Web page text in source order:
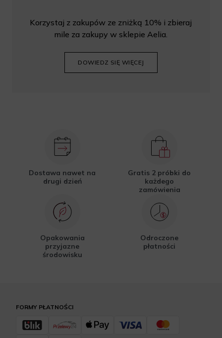
Korzystaj z zakupów ze zniżką 10% i zbieraj
mile za zakupy w sklepie Aelia.
DOWIEDZ SIĘ WIĘCEJ
Dostawa nawet na
drugi dzień
Gratis 2 próbki do
każdego
zamówienia
Opakowania
przyjazne
środowisku
Odroczone
płatności
FORMY PŁATNOŚCI